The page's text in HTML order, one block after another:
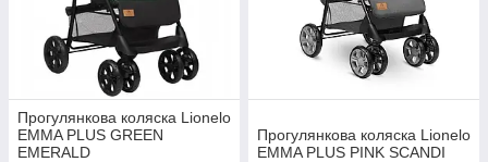
Прогулянкова коляска Lionelo
EMMA PLUS GREEN
EMERALD
Прогулянкова коляска Lionelo
EMMA PLUS PINK SCANDI